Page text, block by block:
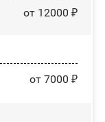
от 12000 ₽
от 7000 ₽